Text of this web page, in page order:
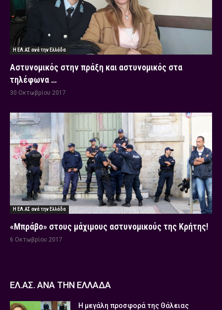
Η ΕΛ.ΑΣ ανά την Ελλάδα
Αστυνομικός στην πράξη και αστυνομικός στα
τηλέφωνα …
30 Οκτωβρίου 2017
Η ΕΛ.ΑΣ ανά την Ελλάδα
«Μπράβο» στους μάχιμους αστυνομικούς της Κρήτης!
6 Οκτωβρίου 2017
ΕΛ.ΑΣ. ΑΝΑ ΤΗΝ ΕΛΛΑΔΑ
Η μεγάλη προσφορά της Θάλειας